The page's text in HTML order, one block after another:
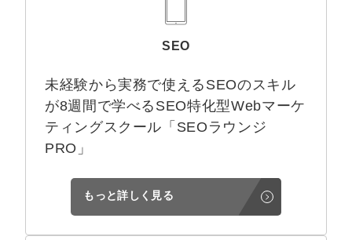
SEO
未経験から実務で使えるSEOのスキル
が8週間で学べるSEO特化型Webマーケ
ティングスクール「SEOラウンジ
PRO」
もっと詳しく見る